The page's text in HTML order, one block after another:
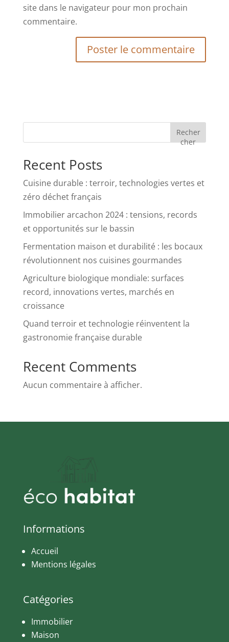
site dans le navigateur pour mon prochain
commentaire.
Recher
cher
Recent Posts
Cuisine durable : terroir, technologies vertes et
zéro déchet français
Immobilier arcachon 2024 : tensions, records
et opportunités sur le bassin
Fermentation maison et durabilité : les bocaux
révolutionnent nos cuisines gourmandes
Agriculture biologique mondiale: surfaces
record, innovations vertes, marchés en
croissance
Quand terroir et technologie réinventent la
gastronomie française durable
Recent Comments
Aucun commentaire à afficher.
Informations
Accueil
Mentions légales
Catégories
Immobilier
Maison